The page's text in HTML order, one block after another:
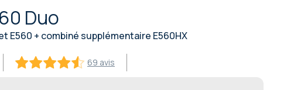
Duo
E560 + combiné supplémentaire E560HX
69 avis